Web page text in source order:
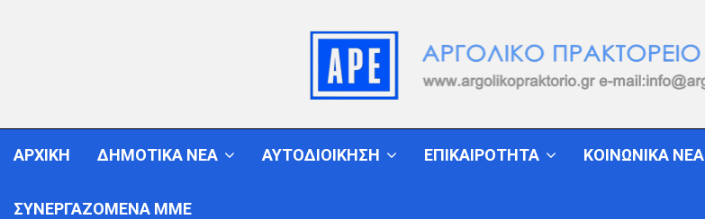
ΑΡΧΙΚΗ ΔΗΜΟΤΙΚΑ ΝΕΑ ΑΥΤΟΔΙΟΙΚΗΣΗ ΕΠΙΚΑΙΡΟΤΗΤΑ ΚΟΙΝΩΝΙΚΑ ΝΕΑ
ΣΥΝΕΡΓΑΖΟΜΕΝΑ ΜΜΕ